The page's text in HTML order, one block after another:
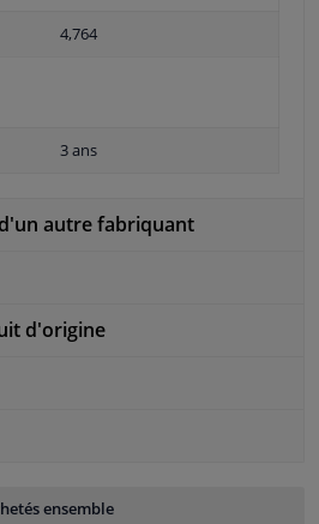
4,764
3 ans
autre fabriquant
d'origine
ensemble